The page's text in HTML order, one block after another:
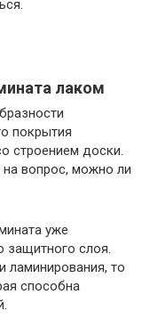
лаком
покрытия
строением доски.
вопрос, можно ли
уже
защитного слоя.
ламинирования, то
способна